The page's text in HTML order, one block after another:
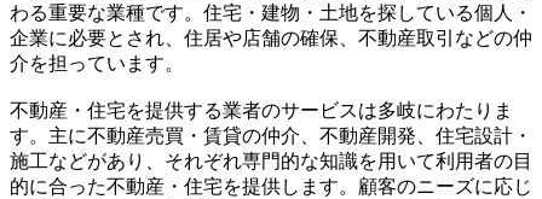
わる重要な業種です。住宅・建物・土地を探している個人・
企業に必要とされ、住居や店舗の確保、不動産取引などの仲
介を担っています。
不動産・住宅を提供する業者のサービスは多岐にわたりま
す。主に不動産売買・賃貸の仲介、不動産開発、住宅設計・
施工などがあり、それぞれ専門的な知識を用いて利用者の目
的に合った不動産・住宅を提供します。顧客のニーズに応じ